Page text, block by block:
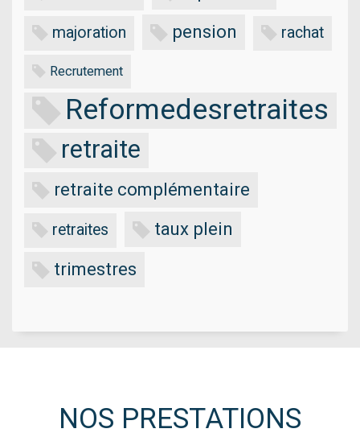
majoration pension rachat
Recrutement
Reformedesretraites
retraite
retraite complémentaire
retraites
taux plein
trimestres
NOS PRESTATIONS